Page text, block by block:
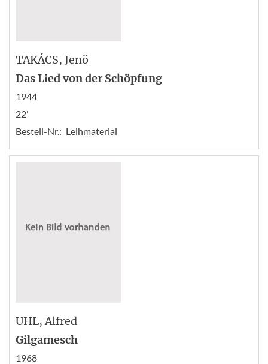
TAKÁCS, Jenö
Das Lied von der Schöpfung
1944
22'
Bestell-Nr.: Leihmaterial
UHL, Alfred
Gilgamesch
1968